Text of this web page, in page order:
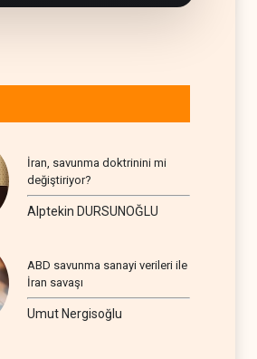
İran, savunma doktrinini mi
değiştiriyor?
Alptekin DURSUNOĞLU
ABD savunma sanayi verileri ile
İran savaşı
Umut Nergisoğlu